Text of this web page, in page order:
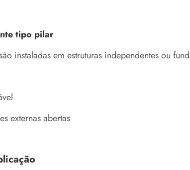
tipo pilar
instaladas em estruturas independentes ou
externas abertas